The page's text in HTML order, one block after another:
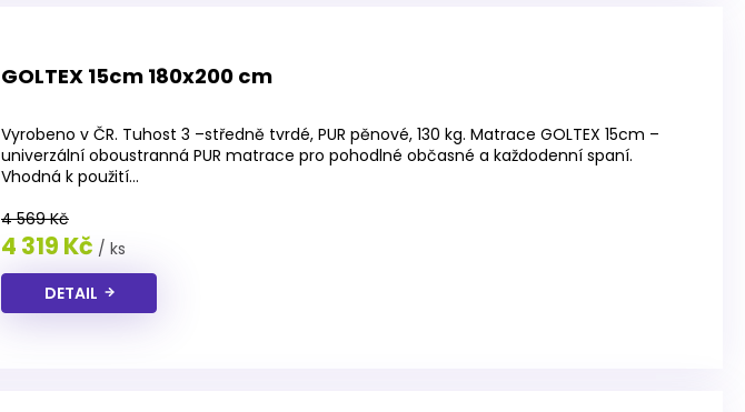
GOLTEX 15cm 180x200 cm
hodnocení
produktu
je
3,9
z
5
hvězdiček.
Vyrobeno v ČR. Tuhost 3 –středně tvrdé, PUR pěnové, 130 kg. Matrace GOLTEX 15cm –
univerzální oboustranná PUR matrace pro pohodlné občasné a každodenní spaní.
Vhodná k použití...
4 569 Kč
4 319 Kč / ks
DETAIL